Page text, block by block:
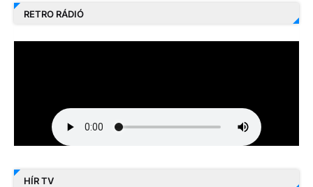
RETRO RÁDIÓ
HÍR TV